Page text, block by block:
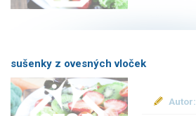
sušenky z ovesných vloček
Autor: